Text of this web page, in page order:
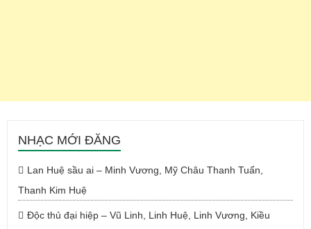
NHẠC MỚI ĐĂNG
Lan Huệ sầu ai – Minh Vương, Mỹ Châu Thanh Tuấn,
Thanh Kim Huệ
Độc thủ đại hiệp – Vũ Linh, Linh Huệ, Linh Vương, Kiều